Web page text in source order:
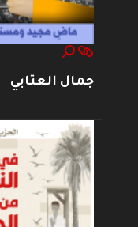
جمال العتابي